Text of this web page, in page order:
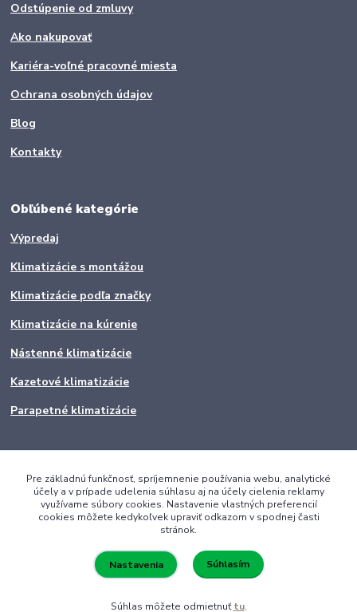
Odstúpenie od zmluvy
Ako nakupovať
Kariéra-voľné pracovné miesta
Ochrana osobných údajov
Blog
Kontakty
Obľúbené kategórie
Výpredaj
Klimatizácie s montážou
Klimatizácie podľa značky
Klimatizácie na kúrenie
Nástenné klimatizácie
Kazetové klimatizácie
Parapetné klimatizácie
Pre základnú funkčnosť, spríjemnenie používania webu, analytické
účely a v prípade udelenia súhlasu aj na účely cielenia reklamy
využívame súbory cookies. Nastavenie vlastných preferencií
cookies môžete kedykoľvek upraviť odkazom v spodnej časti
stránok.
Nastavenia Súhlasím
Súhlas môžete odmietnuťtu.